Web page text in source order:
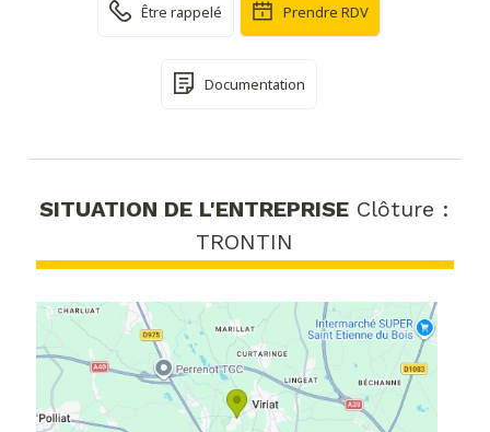
Être rappelé Prendre RDV
Documentation
SITUATION DE L'ENTREPRISE Clôture :
TRONTIN